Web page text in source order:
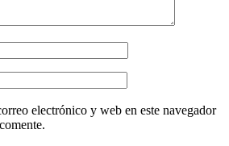
electrónico y web en este navegador